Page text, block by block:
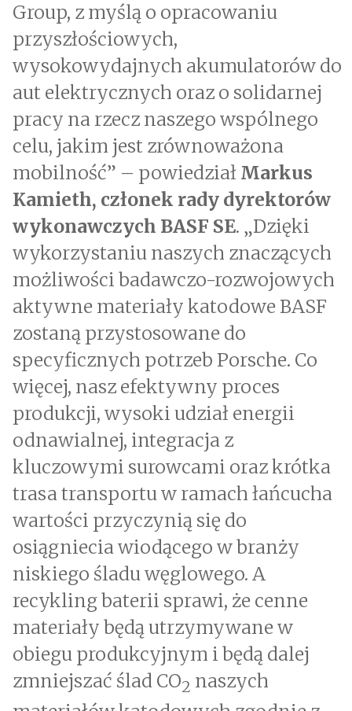
Group, z myślą o opracowaniu
przyszłościowych,
wysokowydajnych akumulatorów do
aut elektrycznych oraz o solidarnej
pracy na rzecz naszego wspólnego
celu, jakim jest zrównoważona
mobilność” – powiedział Markus
Kamieth, członek rady dyrektorów
wykonawczych BASF SE. „Dzięki
wykorzystaniu naszych znaczących
możliwości badawczo-rozwojowych
aktywne materiały katodowe BASF
zostaną przystosowane do
specyficznych potrzeb Porsche. Co
więcej, nasz efektywny proces
produkcji, wysoki udział energii
odnawialnej, integracja z
kluczowymi surowcami oraz krótka
trasa transportu w ramach łańcucha
wartości przyczynią się do
osiągniecia wiodącego w branży
niskiego śladu węglowego. A
recykling baterii sprawi, że cenne
materiały będą utrzymywane w
obiegu produkcyjnym i będą dalej
zmniejszać ślad CO2 naszych